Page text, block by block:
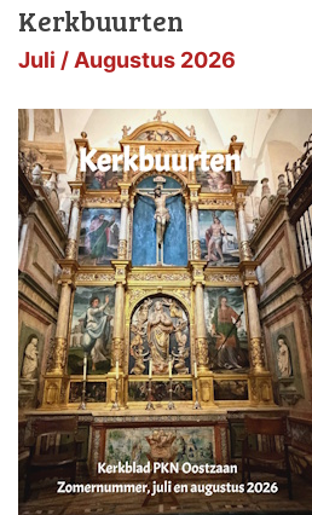
Kerkbuurten
Juli / Augustus 2026